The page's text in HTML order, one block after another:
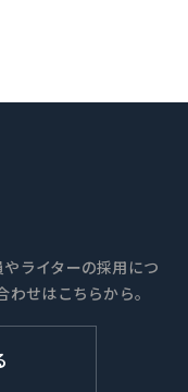
ライターの採用につ
せはこちらから。